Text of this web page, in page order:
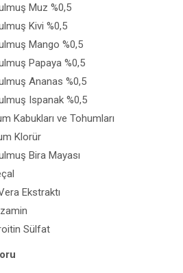
Muz %0,5
Kivi %0,5
Mango %0,5
Papaya %0,5
Ananas %0,5
Ispanak %0,5
Kabukları ve Tohumları
Klorür
Bira Mayası
Ekstraktı
Sülfat